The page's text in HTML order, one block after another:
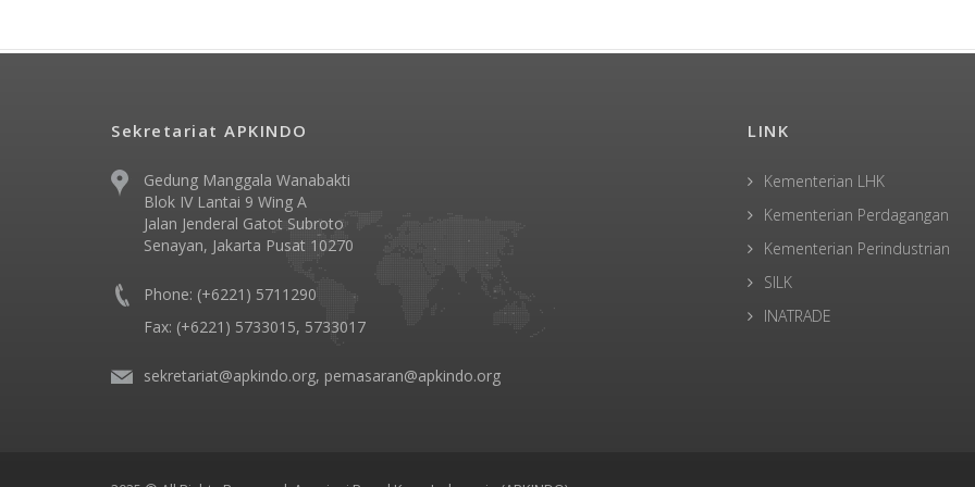
Sekretariat APKINDO
Gedung Manggala Wanabakti
Blok IV Lantai 9 Wing A
Jalan Jenderal Gatot Subroto
Senayan, Jakarta Pusat 10270
Phone: (+6221) 5711290
Fax: (+6221) 5733015, 5733017
sekretariat@apkindo.org, pemasaran@apkindo.org
LINK
Kementerian LHK
Kementerian Perdagangan
Kementerian Perindustrian
SILK
INATRADE